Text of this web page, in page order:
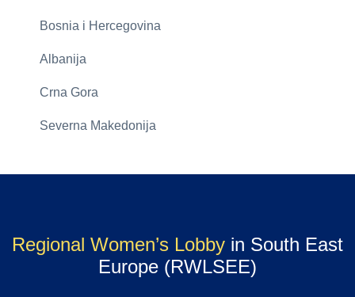
Bosnia i Hercegovina
Albanija
Crna Gora
Severna Makedonija
Regional Women’s Lobby in South East
Europe (RWLSEE)